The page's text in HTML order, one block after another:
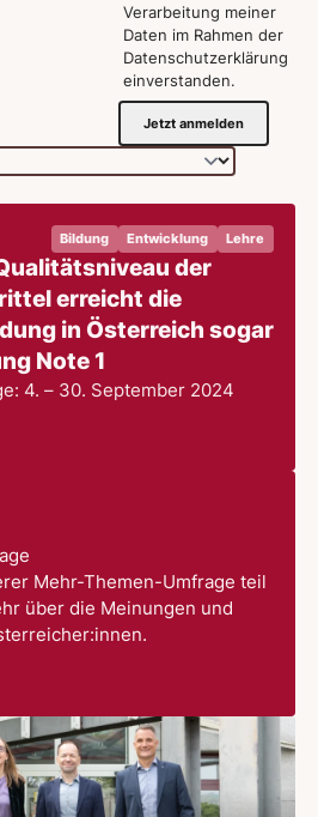
Verarbeitung meiner
Daten im Rahmen der
Datenschutzerklärung
einverstanden.
Jetzt anmelden
Bildung Entwicklung Lehre
der
erreicht die
in Österreich sogar
Note 1
4. – 30. September 2024
Mehr-Themen-Umfrage teil
über die Meinungen und